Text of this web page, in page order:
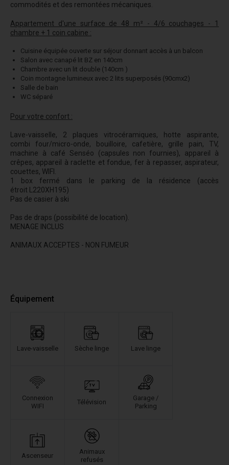
commodités et des remontées mécaniques.
Appartement d'une surface de 48 m² - 4/6 couchages - 1
chambre + 1 coin cabine :
Cuisine équipée ouverte sur séjour donnant accès à un balcon
Salon avec canapé lit BZ en 140cm
Chambre avec un lit double (140cm )
Coin montagne lumineux avec 2 lits superposés (90cmx2)
Salle de bain
WC séparé
Pour votre confort :
Lave-vaisselle, 2 plaques vitrocéramiques, hotte aspirante,
combi four/micro-onde, bouilloire, cafetière, grille pain, TV,
machine à café Senséo (capsules non fournies), appareil à
crêpes, appareil à raclette et fondue, fer à repasser, aspirateur,
couettes, WIFI.
1 box fermé dans le parking de la résidence (accès
étroit
L220XH195)
Pas de casier à ski
Pas de draps (possibilité de location).
MENAGE INCLUS
ANIMAUX ACCEPTES - NON FUMEUR
Équipement
Lave-vaisselle Sèche linge Lave linge
Connexion
WIFI
Télévision
Garage /
Parking
Ascenseur
Animaux
refusés